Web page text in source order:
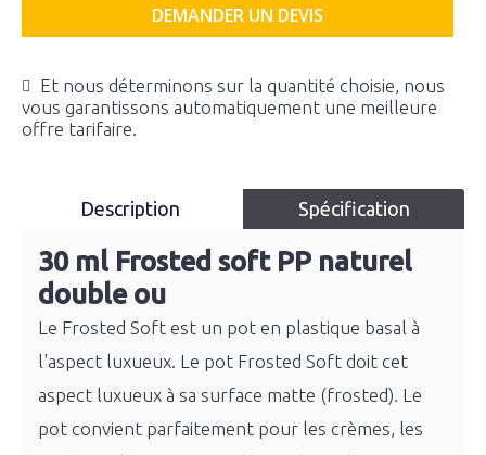
DEMANDER UN DEVIS
Et nous déterminons sur la quantité choisie, nous
vous garantissons automatiquement une meilleure
offre tarifaire.
Description Spécification
30 ml Frosted soft PP naturel
double ou
Le Frosted Soft est un pot en plastique basal à
l'aspect luxueux. Le pot Frosted Soft doit cet
aspect luxueux à sa surface matte (frosted). Le
pot convient parfaitement pour les crèmes, les